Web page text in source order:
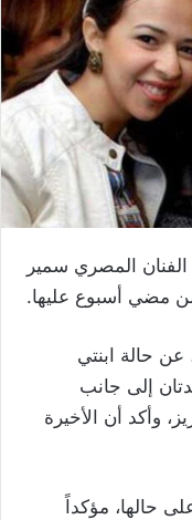
المصري سمير
مضي أسبوع عليها.
حالة ابنتي
إلى جانب
وأكد أن الأخيرة
حالها، مؤكداً